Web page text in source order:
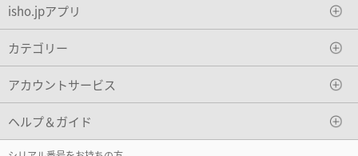
isho.jpアプリ
カテゴリー
アカウントサービス
ヘルプ＆ガイド